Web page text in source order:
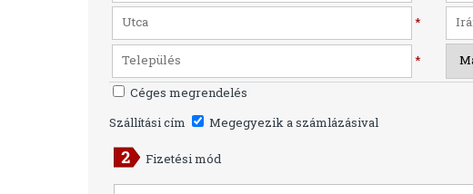
*
*
Céges megrendelés
Szállítási cím
Megegyezik a számlázásival
Fizetési mód